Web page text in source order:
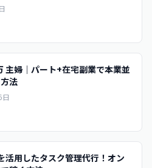
主婦｜パート+在宅副業で本業並
法
用したタスク管理代行！オン